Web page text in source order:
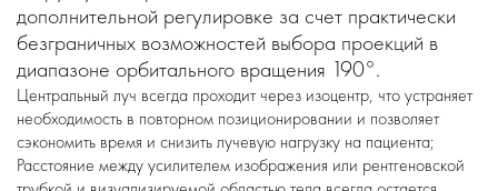
дополнительной регулировке за счет практически
безграничных возможностей выбора проекций в
диапазоне орбитального вращения 190°.
Центральный луч всегда проходит через изоцентр, что устраняет
необходимость в повторном позиционировании и позволяет
сэкономить время и снизить лучевую нагрузку на пациента;
Расстояние между усилителем изображения или рентгеновской